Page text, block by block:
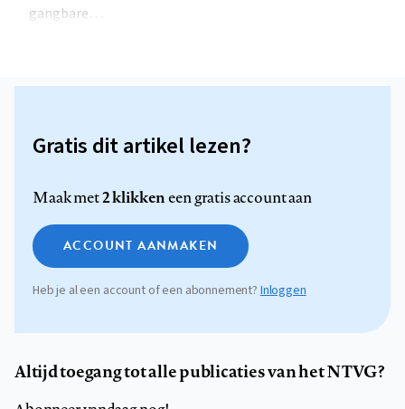
gangbare…
Gratis dit artikel lezen?
Maak met2 klikkeneen gratis account aan
ACCOUNT AANMAKEN
Heb je al een account of een abonnement? Inloggen
Altijd toegang tot alle publicaties van het NTVG?